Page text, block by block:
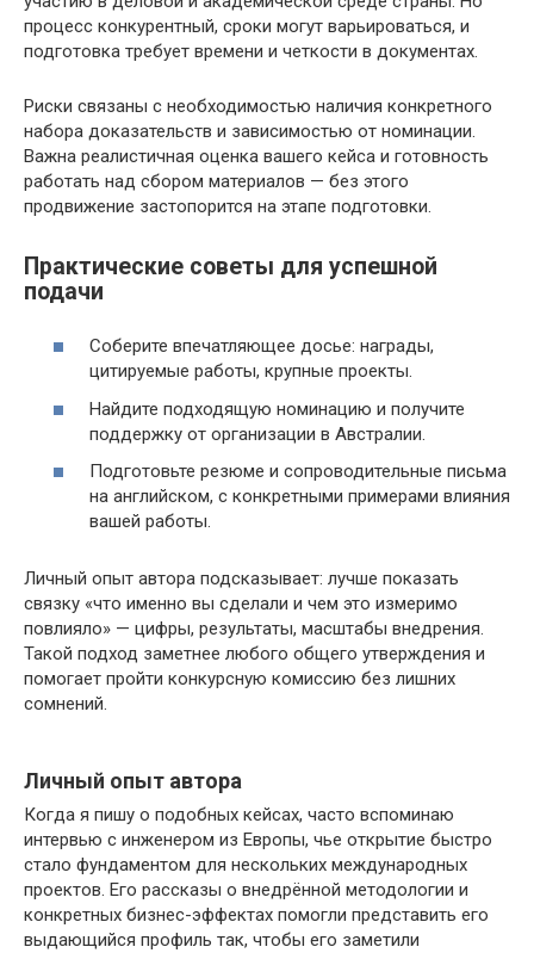
процесс конкурентный, сроки могут варьироваться, и
подготовка требует времени и четкости в документах.
Риски связаны с необходимостью наличия конкретного
набора доказательств и зависимостью от номинации.
Важна реалистичная оценка вашего кейса и готовность
работать над сбором материалов — без этого
продвижение застопорится на этапе подготовки.
Практические советы для успешной
подачи
Соберите впечатляющее досье: награды,
цитируемые работы, крупные проекты.
Найдите подходящую номинацию и получите
поддержку от организации в Австралии.
Подготовьте резюме и сопроводительные письма
на английском, с конкретными примерами влияния
вашей работы.
Личный опыт автора подсказывает: лучше показать
связку «что именно вы сделали и чем это измеримо
повлияло» — цифры, результаты, масштабы внедрения.
Такой подход заметнее любого общего утверждения и
помогает пройти конкурсную комиссию без лишних
сомнений.
Личный опыт автора
Когда я пишу о подобных кейсах, часто вспоминаю
интервью с инженером из Европы, чье открытие быстро
стало фундаментом для нескольких международных
проектов. Его рассказы о внедрённой методологии и
конкретных бизнес-эффектах помогли представить его
выдающийся профиль так, чтобы его заметили